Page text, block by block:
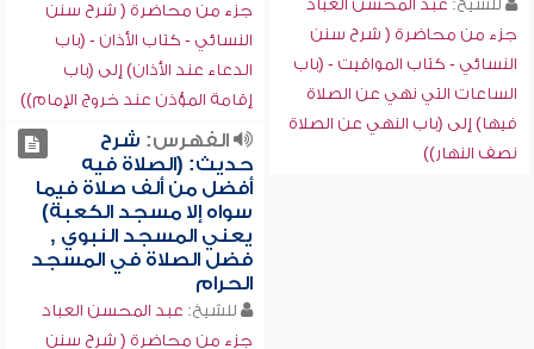
للشيخ: عبد المحسن العباد
جزء من محاضرة ( شرح سنن
النسائي - كتاب المواقيت - (باب
الساعات التي نهي عن الصلاة
فيها) إلى (باب النهي عن الصلاة
نصف النهار))
جزء من محاضرة ( شرح سنن
النسائي - كتاب الأذان - (باب
الدعاء عند الأذان) إلى (باب
إقامة المؤذن عند خروج الإمام))
الفهرس: شرح
حديث: (الصلاة فيه
أفضل من ألف صلاة فيما
سواه إلا مسجد الكعبة)
يعني المسجد النبوي ,
فضل الصلاة في المسجد
الحرام
للشيخ: عبد المحسن العباد
جزء من محاضرة ( شرح سنن